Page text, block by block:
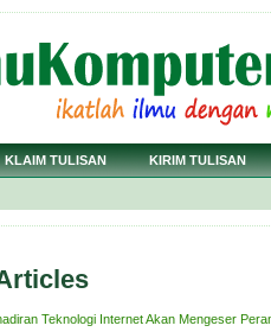
KLAIM TULISAN KIRIM TULISAN
Teknologi Internet Akan Mengeser